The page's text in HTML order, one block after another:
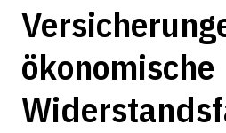
ökonomische